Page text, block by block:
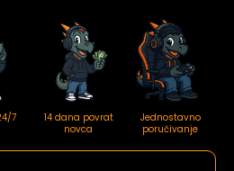
7
14 dana povrat
novca
Jednostavno
poručivanje